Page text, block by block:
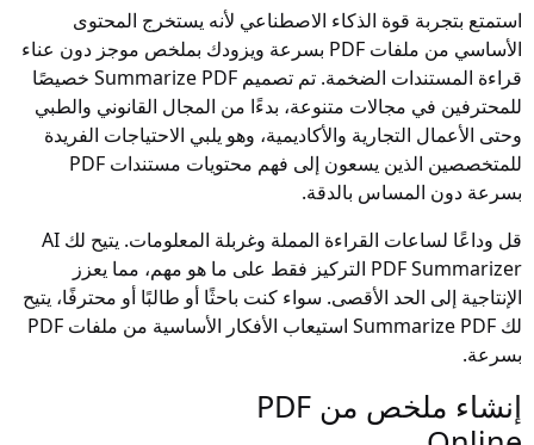
استمتع بتجربة قوة الذكاء الاصطناعي لأنه يستخرج المحتوى
الأساسي من ملفات PDF بسرعة ويزودك بملخص موجز دون عناء
قراءة المستندات الضخمة. تم تصميم Summarize PDF خصيصًا
للمحترفين في مجالات متنوعة، بدءًا من المجال القانوني والطبي
وحتى الأعمال التجارية والأكاديمية، وهو يلبي الاحتياجات الفريدة
للمتخصصين الذين يسعون إلى فهم محتويات مستندات PDF
بسرعة دون المساس بالدقة.
قل وداعًا لساعات القراءة المملة وغربلة المعلومات. يتيح لك AI
PDF Summarizer التركيز فقط على ما هو مهم، مما يعزز
الإنتاجية إلى الحد الأقصى. سواء كنت باحثًا أو طالبًا أو محترفًا، يتيح
لك Summarize PDF استيعاب الأفكار الأساسية من ملفات PDF
بسرعة.
إنشاء ملخص من PDF